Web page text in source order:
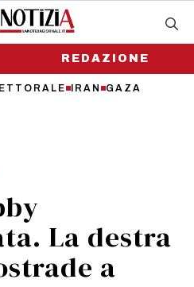
IRAN GAZA
REDAZIONE
La destra
a